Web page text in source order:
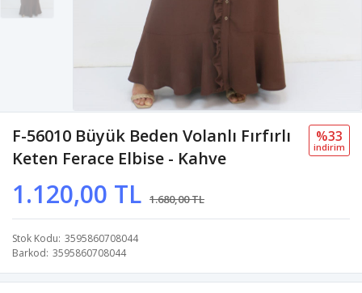
F-56010 Büyük Beden Volanlı Fırfırlı
Keten Ferace Elbise - Kahve
1.120,00 TL 1.680,00 TL
%33
i̇ndi̇ri̇m
Stok Kodu 3595860708044
Barkod 3595860708044